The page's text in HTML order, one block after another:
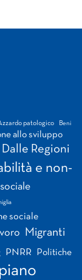
patologico Beni
allo sviluppo
Dalle Regioni
e non-
sociale
Migranti
PNRR Politiche